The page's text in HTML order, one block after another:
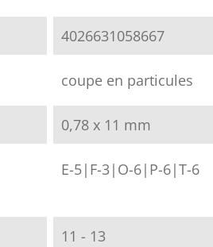
4026631058667
coupe en particules
0,78 x 11 mm
E-5|F-3|O-6|P-6|T-6
11 - 13